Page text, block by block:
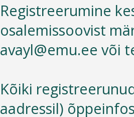
Registreerumine
osalemissoovist
avayl@emu.ee või
Kõiki
aadressil)